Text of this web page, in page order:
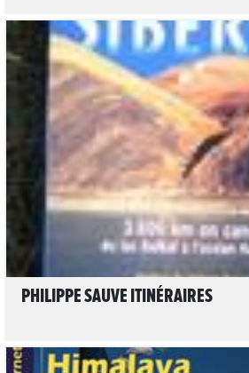
LIRE L'ARTICLE
PHILIPPE SAUVE ITINÉRAIRES